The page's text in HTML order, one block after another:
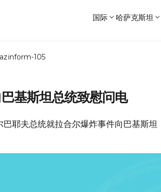
国际 哈萨克斯坦
105
基斯坦总统致慰问电
耶夫总统就拉合尔爆炸事件向巴基斯坦